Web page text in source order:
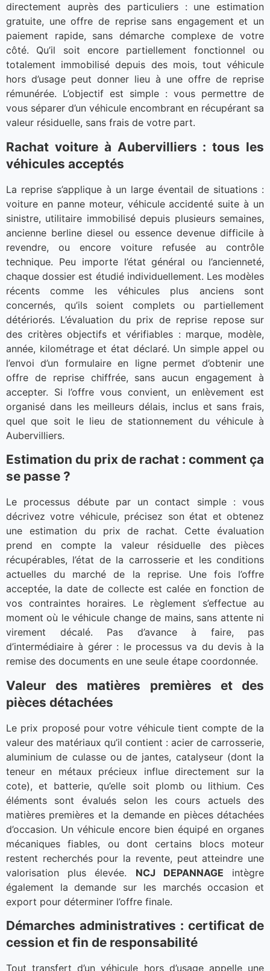
directement auprès des particuliers : une estimation
gratuite, une offre de reprise sans engagement et un
paiement rapide, sans démarche complexe de votre
côté. Qu’il soit encore partiellement fonctionnel ou
totalement immobilisé depuis des mois, tout véhicule
hors d’usage peut donner lieu à une offre de reprise
rémunérée. L’objectif est simple : vous permettre de
vous séparer d’un véhicule encombrant en récupérant sa
valeur résiduelle, sans frais de votre part.
Rachat voiture à Aubervilliers : tous les
véhicules acceptés
La reprise s’applique à un large éventail de situations :
voiture en panne moteur, véhicule accidenté suite à un
sinistre, utilitaire immobilisé depuis plusieurs semaines,
ancienne berline diesel ou essence devenue difficile à
revendre, ou encore voiture refusée au contrôle
technique. Peu importe l’état général ou l’ancienneté,
chaque dossier est étudié individuellement. Les modèles
récents comme les véhicules plus anciens sont
concernés, qu’ils soient complets ou partiellement
détériorés. L’évaluation du prix de reprise repose sur
des critères objectifs et vérifiables : marque, modèle,
année, kilométrage et état déclaré. Un simple appel ou
l’envoi d’un formulaire en ligne permet d’obtenir une
offre de reprise chiffrée, sans aucun engagement à
accepter. Si l’offre vous convient, un enlèvement est
organisé dans les meilleurs délais, inclus et sans frais,
quel que soit le lieu de stationnement du véhicule à
Aubervilliers.
Estimation du prix de rachat : comment ça
se passe ?
Le processus débute par un contact simple : vous
décrivez votre véhicule, précisez son état et obtenez
une estimation du prix de rachat. Cette évaluation
prend en compte la valeur résiduelle des pièces
récupérables, l’état de la carrosserie et les conditions
actuelles du marché de la reprise. Une fois l’offre
acceptée, la date de collecte est calée en fonction de
vos contraintes horaires. Le règlement s’effectue au
moment où le véhicule change de mains, sans attente ni
virement décalé. Pas d’avance à faire, pas
d’intermédiaire à gérer : le processus va du devis à la
remise des documents en une seule étape coordonnée.
Valeur des matières premières et des
pièces détachées
Le prix proposé pour votre véhicule tient compte de la
valeur des matériaux qu’il contient : acier de carrosserie,
aluminium de culasse ou de jantes, catalyseur (dont la
teneur en métaux précieux influe directement sur la
cote), et batterie, qu’elle soit plomb ou lithium. Ces
éléments sont évalués selon les cours actuels des
matières premières et la demande en pièces détachées
d’occasion. Un véhicule encore bien équipé en organes
mécaniques fiables, ou dont certains blocs moteur
restent recherchés pour la revente, peut atteindre une
valorisation plus élevée. NCJ DEPANNAGE intègre
également la demande sur les marchés occasion et
export pour déterminer l’offre finale.
Démarches administratives : certificat de
cession et fin de responsabilité
Tout transfert d’un véhicule hors d’usage appelle une